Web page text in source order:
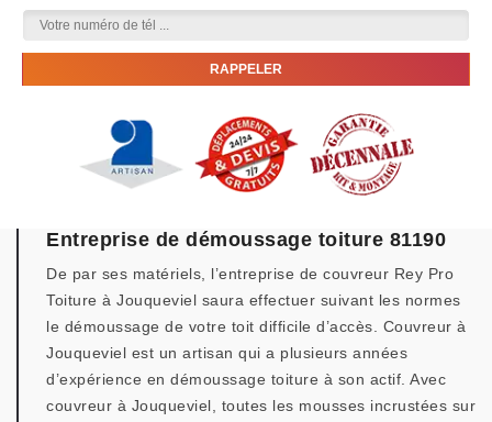
Entreprise de démoussage toiture 81190
De par ses matériels, l’entreprise de couvreur Rey Pro
Toiture à Jouqueviel saura effectuer suivant les normes
le démoussage de votre toit difficile d’accès. Couvreur à
Jouqueviel est un artisan qui a plusieurs années
d’expérience en démoussage toiture à son actif. Avec
couvreur à Jouqueviel, toutes les mousses incrustées sur